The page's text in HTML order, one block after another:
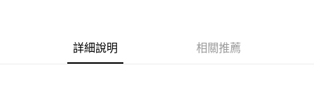
時審查核予不同之上限額度；若仍有額度不足之情形，本公司將視審查結果
請求用戶進行身份認證。
詳細說明 相關推薦